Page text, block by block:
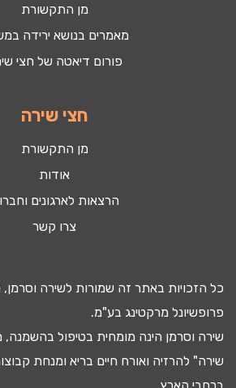
מן התקשורת
מאמרים בנושא ירידה
פורום דיאטה של חצי
חצי שירה
מן התקשורת
אודות
הרצאות לארגונים
צרו קשר
כל הזכויות באתר זה שמורות לשירה
פרופשיונל מרקטינג בע"מ.
שירה וסרמן הינה מומחית בטיפול בהשמנה,
שירה" להרזיה ואורח חיים בריא ומנחת